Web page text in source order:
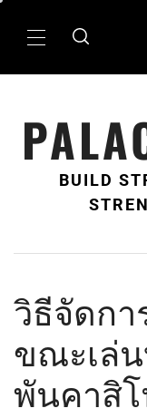
Primary
BUILD
วิธีจัดก
ขณะเล่
พันคาสิ